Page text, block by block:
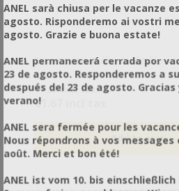
SKU: SY6040-1
Test Varroa Φιάλη Διοξειδίου
€1.35 excl tax
€1.67 incl tax
ANEL sarà chiusa per le vacanze
agosto. Risponderemo ai vostri
agosto. Grazie e buona estate!
ANEL permanecerá cerrada por
23 de agosto. Responderemos a
después del 23 de agosto.
verano!
ANEL sera fermée pour les
Nous répondrons à vos
août. Merci et bon été!
ANEL ist vom 10. bis